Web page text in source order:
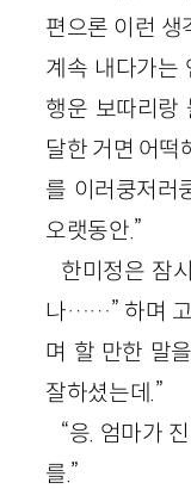
편으론 이런 생
계속 내다가는
행운 보따리랑
달한 거면 어떡
를 이러쿵저러
오랫동안.”
한미정은 잠
나……” 하며 고
며 할 만한 말
잘하셨는데.”
“응. 엄마가
를.”